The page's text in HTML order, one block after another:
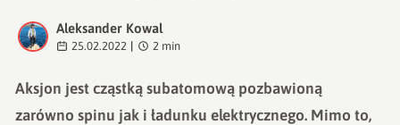
A
Aleksander Kowal
25.02.2022 2 min
Aksjon jest cząstką subatomową pozbawioną
zarówno spinu jak i ładunku elektrycznego. Mimo to,